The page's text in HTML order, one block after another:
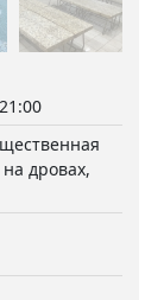
дровах,